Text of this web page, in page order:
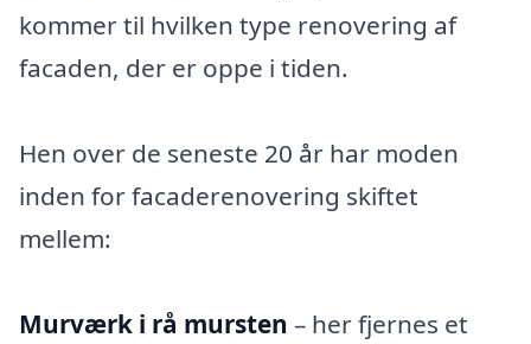
kommer til hvilken type renovering af
facaden, der er oppe i tiden.
Hen over de seneste 20 år har moden
inden for facaderenovering skiftet
mellem:
Murværk i rå mursten – her fjernes et